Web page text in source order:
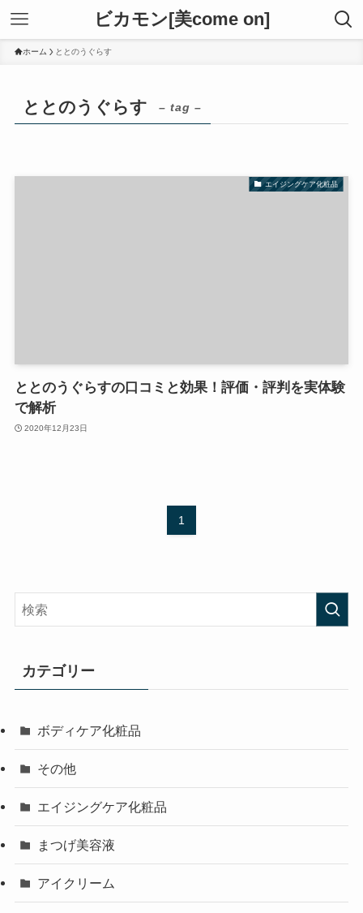
ビカモン[美come on]
ホーム ととのうぐらす
ととのうぐらす – tag –
エイジングケア化粧品
ととのうぐらすの口コミと効果！評価・評判を実体験
で解析
2020年12月23日
1
カテゴリー
ボディケア化粧品
その他
エイジングケア化粧品
まつげ美容液
アイクリーム